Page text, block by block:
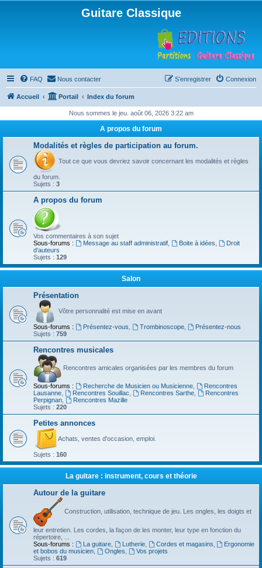
Guitare Classique
FAQ Nous contacter Connexion
S’enregistrer
Accueil Portail Index du forum
Nous sommes le jeu. août 06, 2026 3:22 am
A propos du forum
Modalités et règles de participation au forum.
Tout ce que vous devriez savoir concernant les modalités et règles
du forum.
Sujets : 3
A propos du forum
Vos commentaires à son sujet
Sous-forums :
Message au staff administratif, Boite à idées
Droit
d'auteurs
Sujets : 129
Salon
Présentation
Vôtre personnalité est mise en avant
Sous-forums : Présentez-vous Trombinoscope,
Présentez-nous
Sujets : 759
Rencontres musicales
Rencontres amicales organisées par les membres du forum
Sous-forums : Recherche de Musicien ou Musicienne,
Rencontres
Lausanne
Rencontres Souillac Rencontres Sarthe,
Rencontres
Perpignan
Rencontres Mazille
Sujets : 220
Petites annonces
Achats, ventes d'occasion, emploi.
Sujets : 160
La guitare : instrument, cours et théorie
Autour de la guitare
Construction, utilisation, technique de jeu. Les ongles, les doigts et
leur entretien. Les cordes, la façon de les monter, leur type en fonction du
répertoire, ...
Sous-forums :
La guitare, Lutherie, Cordes et magasins
Ergonomie
et bobos du musicien
Ongles
Vos projets
Sujets : 619